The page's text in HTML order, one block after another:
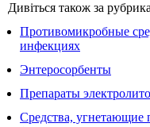
Дивіться також за
Противомикробные
инфекциях
Энтеросорбенты
Препараты
Средства, угнетающие